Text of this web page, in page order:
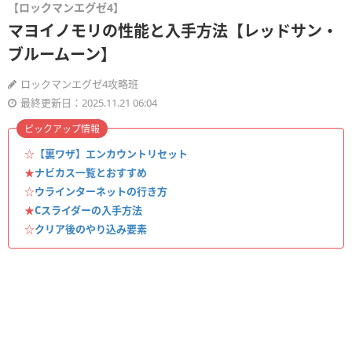
【ロックマンエグゼ4】
マヨイノモリの性能と入手方法【レッドサン・
ブルームーン】
ロックマンエグゼ4攻略班
最終更新日：2025.11.21 06:04
☆ 【裏ワザ】エンカウントリセット
★ナビカス一覧とおすすめ
☆ウラインターネットの行き方
★Cスライダーの入手方法
☆クリア後のやり込み要素
ピックアップ情報